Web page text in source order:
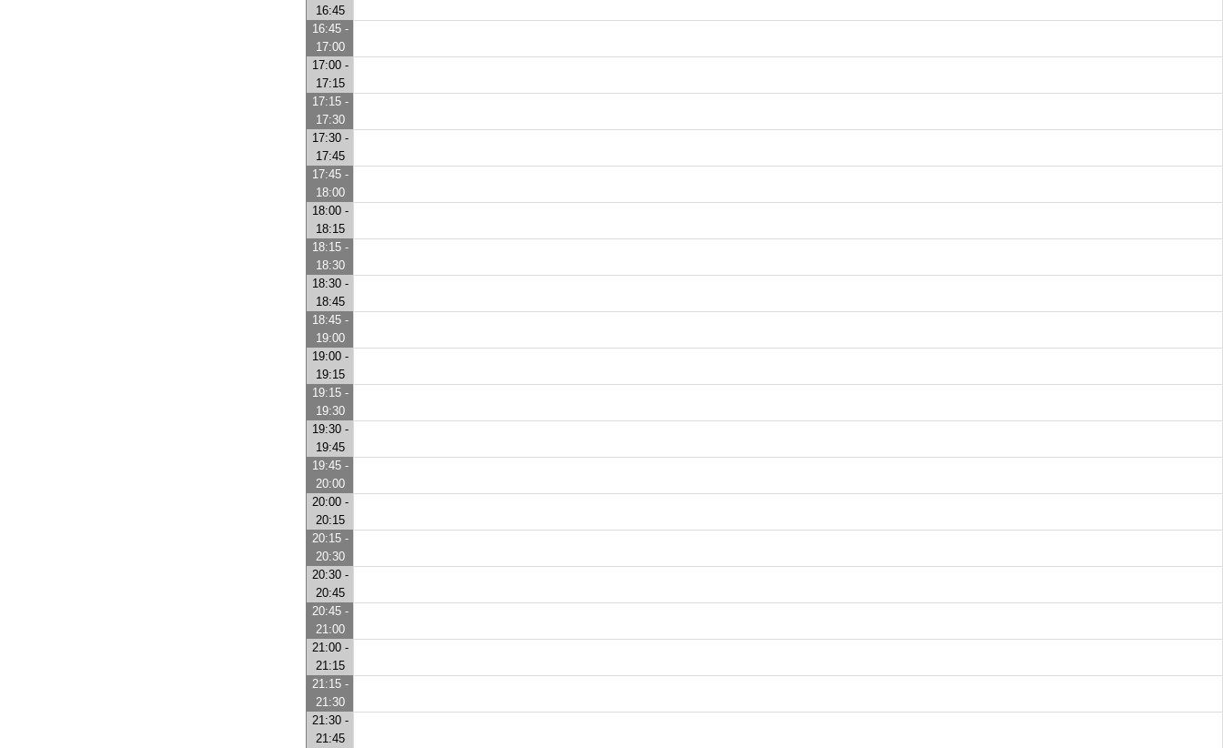
16:45
16:45 -
17:00
17:00 -
17:15
17:15 -
17:30
17:30 -
17:45
17:45 -
18:00
18:00 -
18:15
18:15 -
18:30
18:30 -
18:45
18:45 -
19:00
19:00 -
19:15
19:15 -
19:30
19:30 -
19:45
19:45 -
20:00
20:00 -
20:15
20:15 -
20:30
20:30 -
20:45
20:45 -
21:00
21:00 -
21:15
21:15 -
21:30
21:30 -
21:45